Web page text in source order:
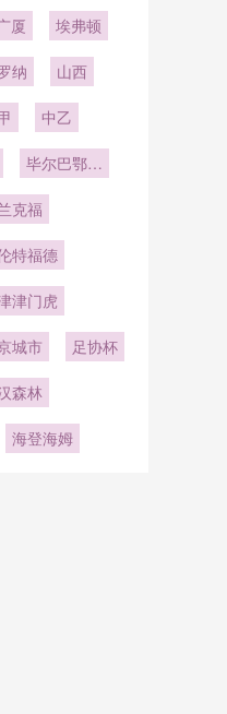
厦 埃弗顿
纳 山西
中乙
毕尔巴鄂竞
克福
特福德
津门虎
城市 足协杯
森林
海登海姆